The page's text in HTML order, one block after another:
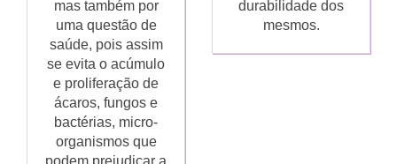
mas também por
uma questão de
saúde, pois assim
se evita o acúmulo
e proliferação de
ácaros, fungos e
bactérias, micro-
organismos que
podem prejudicar a
durabilidade dos
mesmos.